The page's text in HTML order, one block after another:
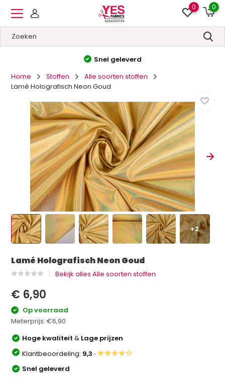
0 0
Hoge kwaliteit&Lage prijzen
Home
Stoffen
Alle soorten stoffen
Lamé Holografisch Neon Goud
+2
Lamé Holografisch Neon Goud
Bekijk alles Alle soorten stoffen
€ 6,90
Op voorraad
Meterprijs:€6,90
Hoge kwaliteit& Lage prijzen
Klantbeoordeling: 9,3 ·★★★★☆
Snel geleverd